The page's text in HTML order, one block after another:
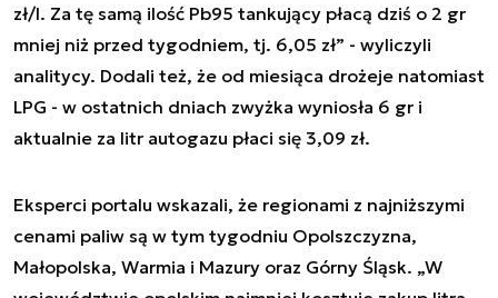
zł/l. Za tę samą ilość Pb95 tankujący płacą dziś o 2 gr
mniej niż przed tygodniem, tj. 6,05 zł” - wyliczyli
analitycy. Dodali też, że od miesiąca drożeje natomiast
LPG - w ostatnich dniach zwyżka wyniosła 6 gr i
aktualnie za litr autogazu płaci się 3,09 zł.
Eksperci portalu wskazali, że regionami z najniższymi
cenami paliw są w tym tygodniu Opolszczyzna,
Małopolska, Warmia i Mazury oraz Górny Śląsk. „W